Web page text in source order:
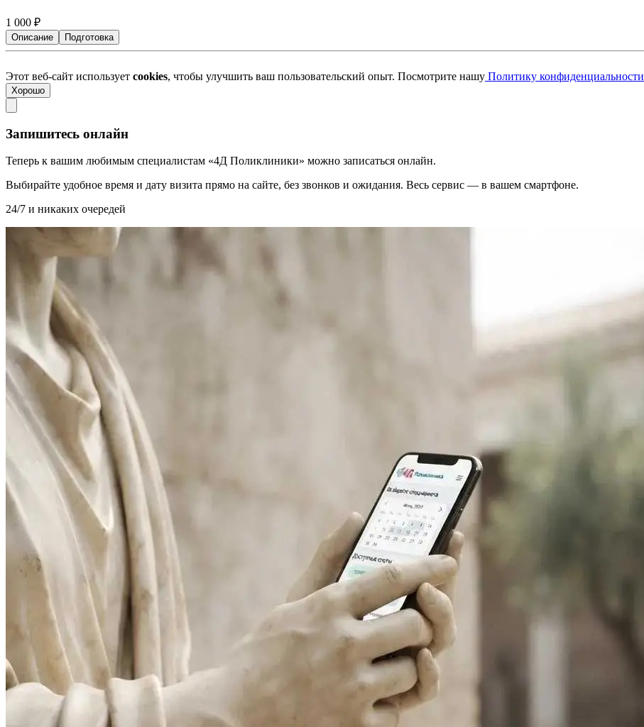
1 000 ₽
Описание Подготовка
Этот веб-сайт использует cookies, чтобы улучшить ваш пользовательский опыт. Посмотрите нашу Политику конфиденциальности
Хорошо
Запишитесь онлайн
Теперь к вашим любимым специалистам «4Д Поликлиники» можно записаться онлайн.
Выбирайте удобное время и дату визита прямо на сайте, без звонков и ожидания. Весь сервис — в вашем смартфоне.
24/7 и никаких очередей